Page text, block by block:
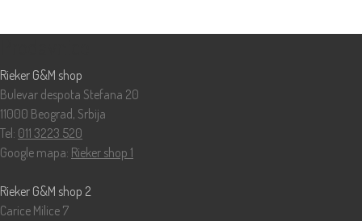
Rieker G&M shop
Bulevar despota Stefana 20
11000 Beograd, Srbija
Tel: 011 3223 520
Google mapa: Rieker shop 1
Rieker G&M shop 2
Carice Milice 7